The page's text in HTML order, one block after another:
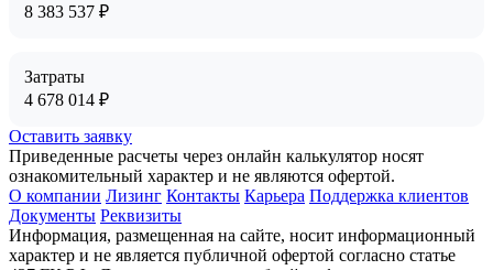
8 383 537 ₽
Затраты
4 678 014 ₽
Оставить заявку
Приведенные расчеты через онлайн калькулятор носят
ознакомительный характер и не являются офертой.
О компании Лизинг Контакты Карьера Поддержка клиентов
Документы Реквизиты
Информация, размещенная на сайте, носит информационный
характер и не является публичной офертой согласно статье